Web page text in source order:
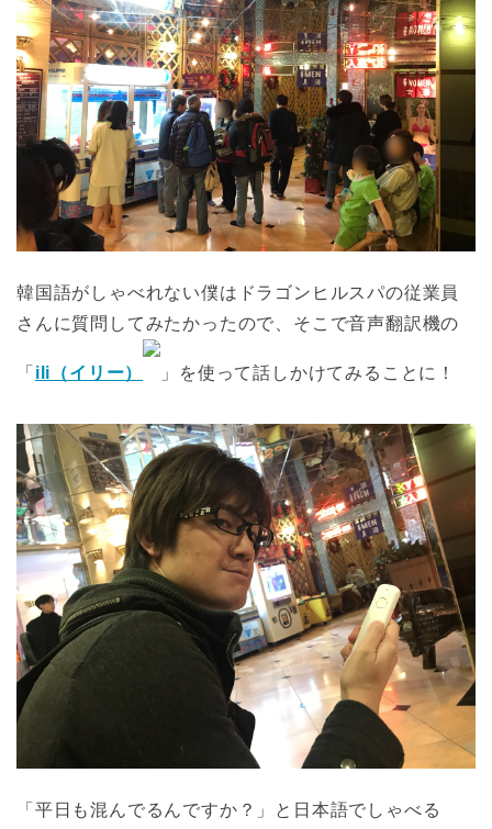
韓国語がしゃべれない僕はドラゴンヒルスパの従業員
さんに質問してみたかったので、そこで音声翻訳機の
「 ili（イリー） 」を使って話しかけてみることに！
「平日も混んでるんですか？」と日本語でしゃべる